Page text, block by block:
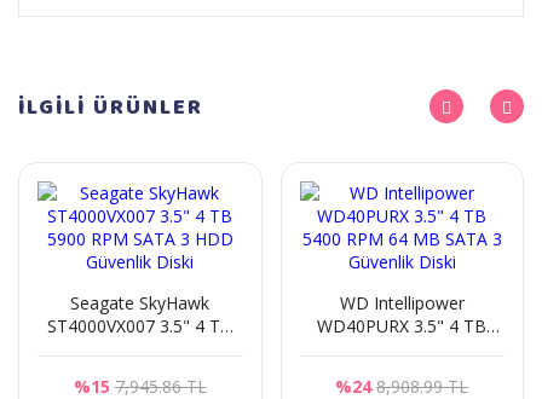
İLGİLİ ÜRÜNLER
Seagate SkyHawk
ST4000VX007 3.5" 4 TB
%15 7,945.86 TL
WD Intellipower
WD40PURX 3.5" 4 TB
%24 8,908.99 TL